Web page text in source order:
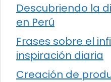
Descubriendo la
en Perú
Frases sobre el
inspiración diaria
Creación de